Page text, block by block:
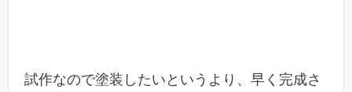
試作なので塗装したいというより、早く完成さ